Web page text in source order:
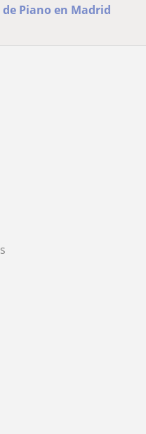
Piano en Madrid